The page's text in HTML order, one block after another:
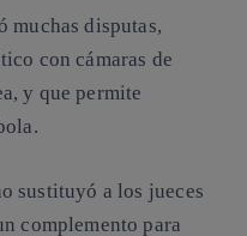
muchas disputas,
con cámaras de
y que permite
sustituyó a los jueces
complemento para